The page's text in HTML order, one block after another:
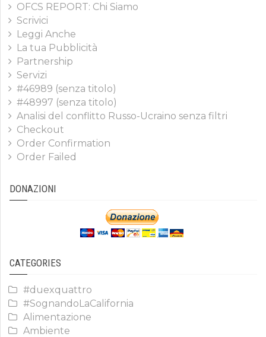
OFCS REPORT: Chi Siamo
Scrivici
Leggi Anche
La tua Pubblicità
Partnership
Servizi
#46989 (senza titolo)
#48997 (senza titolo)
Analisi del conflitto Russo-Ucraino senza filtri
Checkout
Order Confirmation
Order Failed
DONAZIONI
CATEGORIES
#duexquattro
#SognandoLaCalifornia
Alimentazione
Ambiente